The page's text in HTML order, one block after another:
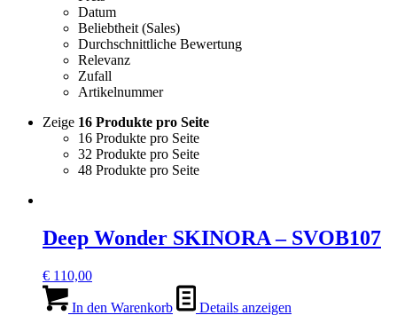
Datum
Beliebtheit (Sales)
Durchschnittliche Bewertung
Relevanz
Zufall
Artikelnummer
Zeige 16 Produkte pro Seite
16 Produkte pro Seite
32 Produkte pro Seite
48 Produkte pro Seite
Deep Wonder SKINORA – SVOB107
€ 110,00
In den Warenkorb Details anzeigen